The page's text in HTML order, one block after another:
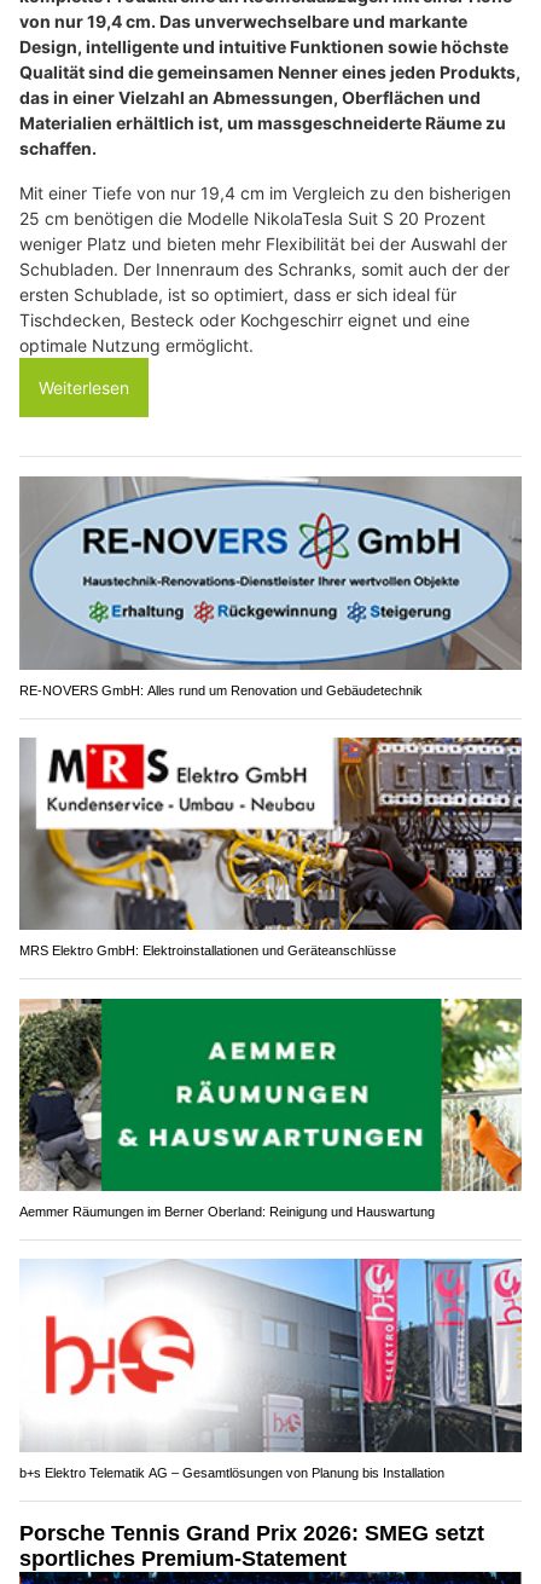
von nur 19,4 cm. Das unverwechselbare und markante
Design, intelligente und intuitive Funktionen sowie höchste
Qualität sind die gemeinsamen Nenner eines jeden Produkts,
das in einer Vielzahl an Abmessungen, Oberflächen und
Materialien erhältlich ist, um massgeschneiderte Räume zu
schaffen.
Mit einer Tiefe von nur 19,4 cm im Vergleich zu den bisherigen
25 cm benötigen die Modelle NikolaTesla Suit S 20 Prozent
weniger Platz und bieten mehr Flexibilität bei der Auswahl der
Schubladen. Der Innenraum des Schranks, somit auch der der
ersten Schublade, ist so optimiert, dass er sich ideal für
Tischdecken, Besteck oder Kochgeschirr eignet und eine
optimale Nutzung ermöglicht.
Weiterlesen
RE-NOVERS GmbH: Alles rund um Renovation und Gebäudetechnik
MRS Elektro GmbH: Elektroinstallationen und Geräteanschlüsse
Aemmer Räumungen im Berner Oberland: Reinigung und Hauswartung
b+s Elektro Telematik AG – Gesamtlösungen von Planung bis Installation
Porsche Tennis Grand Prix 2026: SMEG setzt
sportliches Premium-Statement